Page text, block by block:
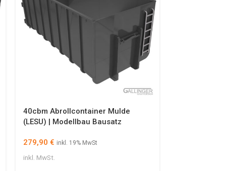
40cbm Abrollcontainer Mulde
(LESU) | Modellbau Bausatz
279,90 € inkl. 19% MwSt
inkl. MwSt.